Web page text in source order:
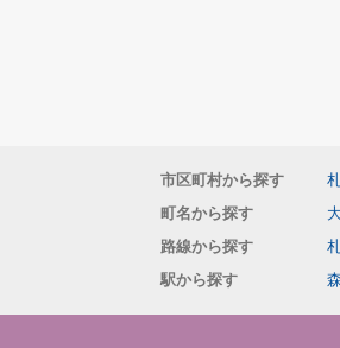
市区町村から探す
町名から探す
路線から探す
駅から探す